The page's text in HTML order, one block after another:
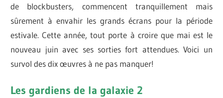
de blockbusters, commencent tranquillement mais
sûrement à envahir les grands écrans pour la période
estivale. Cette année, tout porte à croire que mai est le
nouveau juin avec ses sorties fort attendues. Voici un
survol des dix œuvres à ne pas manquer!
Les gardiens de la galaxie 2